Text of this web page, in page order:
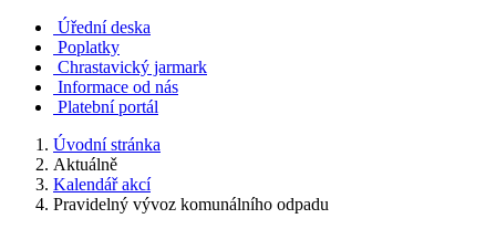
Úřední deska
Poplatky
Chrastavický jarmark
Informace od nás
Platební portál
Úvodní stránka
Aktuálně
Kalendář akcí
Pravidelný vývoz komunálního odpadu